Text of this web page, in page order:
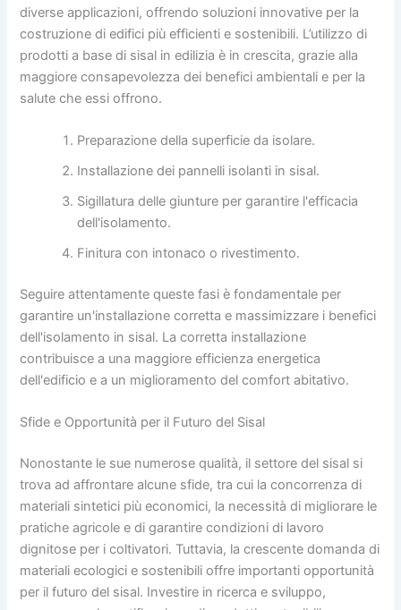
diverse applicazioni, offrendo soluzioni innovative per la
costruzione di edifici più efficienti e sostenibili. L’utilizzo di
prodotti a base di sisal in edilizia è in crescita, grazie alla
maggiore consapevolezza dei benefici ambientali e per la
salute che essi offrono.
Preparazione della superficie da isolare.
Installazione dei pannelli isolanti in sisal.
Sigillatura delle giunture per garantire l'efficacia
dell'isolamento.
Finitura con intonaco o rivestimento.
Seguire attentamente queste fasi è fondamentale per
garantire un'installazione corretta e massimizzare i benefici
dell'isolamento in sisal. La corretta installazione
contribuisce a una maggiore efficienza energetica
dell'edificio e a un miglioramento del comfort abitativo.
Sfide e Opportunità per il Futuro del Sisal
Nonostante le sue numerose qualità, il settore del sisal si
trova ad affrontare alcune sfide, tra cui la concorrenza di
materiali sintetici più economici, la necessità di migliorare le
pratiche agricole e di garantire condizioni di lavoro
dignitose per i coltivatori. Tuttavia, la crescente domanda di
materiali ecologici e sostenibili offre importanti opportunità
per il futuro del sisal. Investire in ricerca e sviluppo,